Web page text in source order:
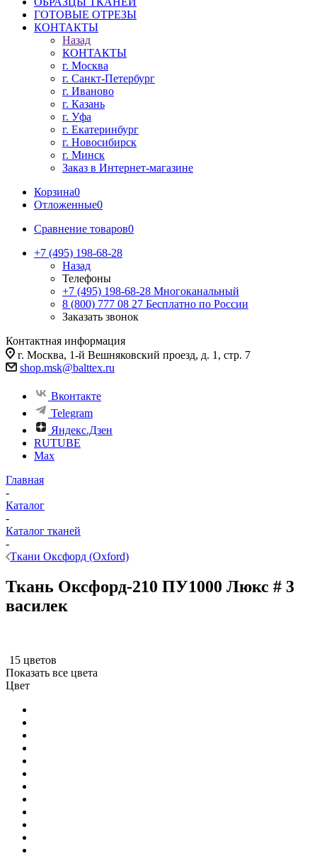
ГОТОВЫЕ ОТРЕЗЫ
КОНТАКТЫ
Назад
КОНТАКТЫ
г. Москва
г. Санкт-Петербург
г. Иваново
г. Казань
г. Уфа
г. Екатеринбург
г. Новосибирск
г. Минск
Заказ в Интернет-магазине
Корзина0
Отложенные0
Сравнение товаров0
+7 (495) 198-68-28
Назад
Телефоны
+7 (495) 198-68-28 Многоканальный
8 (800) 777 08 27 Бесплатно по России
Заказать звонок
Контактная информация
г. Москва, 1-й Вешняковский проезд, д. 1, стр. 7
shop.msk@balttex.ru
Вконтакте
Telegram
Яндекс.Дзен
RUTUBE
Max
Главная
-
Каталог
-
Каталог тканей
-
Ткани Оксфорд (Oxford)
Ткань Оксфорд-210 ПУ1000 Люкс # 3
василек
15 цветов
Показать все цвета
Цвет